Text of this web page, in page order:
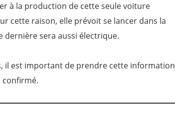
à la production de cette seule voiture
cette raison, elle prévoit se lancer dans la
dernière sera aussi électrique.
il est important de prendre cette information
confirmé.